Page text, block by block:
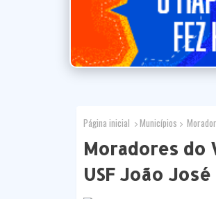
Página inicial Municípios
Moradores do
USF João